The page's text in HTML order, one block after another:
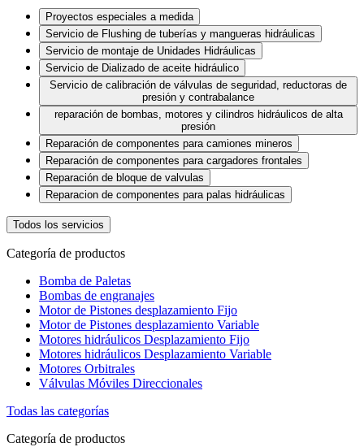
Proyectos especiales a medida
Servicio de Flushing de tuberías y mangueras hidráulicas
Servicio de montaje de Unidades Hidráulicas
Servicio de Dializado de aceite hidráulico
Servicio de calibración de válvulas de seguridad, reductoras de
presión y contrabalance
reparación de bombas, motores y cilindros hidráulicos de alta
presión
Reparación de componentes para camiones mineros
Reparación de componentes para cargadores frontales
Reparación de bloque de valvulas
Reparacion de componentes para palas hidráulicas
Todos los servicios
Categoría de productos
Bomba de Paletas
Bombas de engranajes
Motor de Pistones desplazamiento Fijo
Motor de Pistones desplazamiento Variable
Motores hidráulicos Desplazamiento Fijo
Motores hidráulicos Desplazamiento Variable
Motores Orbitrales
Válvulas Móviles Direccionales
Todas las categorías
Categoría de productos